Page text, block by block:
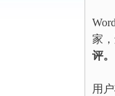
家
评。
用